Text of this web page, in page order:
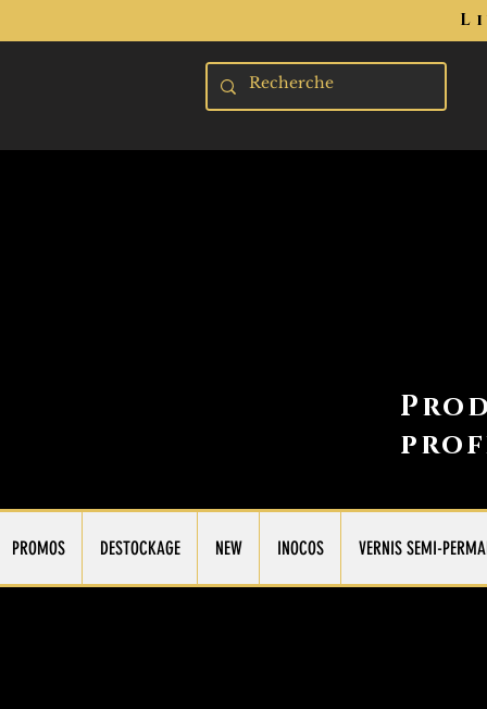
PROMOS DESTOCKAGE NEW INOCOS VERNIS SEMI-